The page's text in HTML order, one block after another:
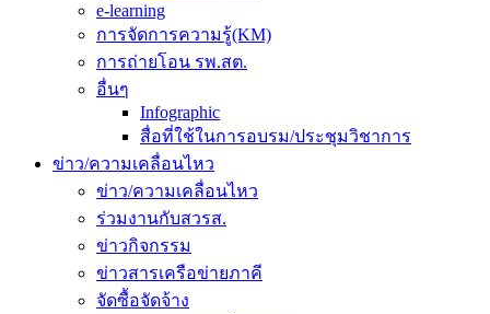
e-learning
การจัดการความรู้(KM)
การถ่ายโอน รพ.สต.
อื่นๆ
Infographic
สื่อที่ใช้ในการอบรม/ประชุมวิชาการ
ข่าว/ความเคลื่อนไหว
ข่าว/ความเคลื่อนไหว
ร่วมงานกับสวรส.
ข่าวกิจกรรม
ข่าวสารเครือข่ายภาคี
จัดซื้อจัดจ้าง